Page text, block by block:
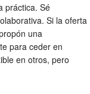
práctica. Sé
Si la oferta
una
para ceder en
en otros, pero